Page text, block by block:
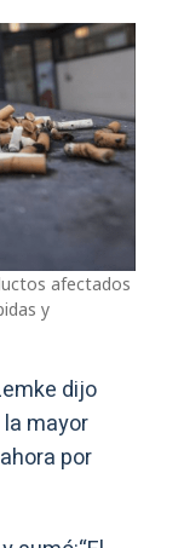
afectados
y
dijo
mayor
por